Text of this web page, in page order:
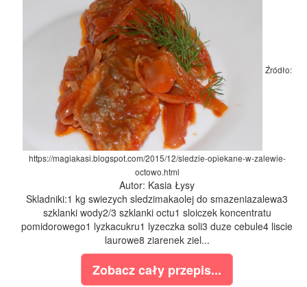
Źródło:
https://magiakasi.blogspot.com/2015/12/sledzie-opiekane-w-zalewie-
octowo.html
Autor: Kasia Łysy
Skladniki:1 kg swiezych sledzimakaolej do smazeniazalewa3
szklanki wody2/3 szklanki octu1 sloiczek koncentratu
pomidorowego1 lyzkacukru1 lyzeczka soli3 duze cebule4 liscie
laurowe8 ziarenek ziel...
Zobacz cały przepis...